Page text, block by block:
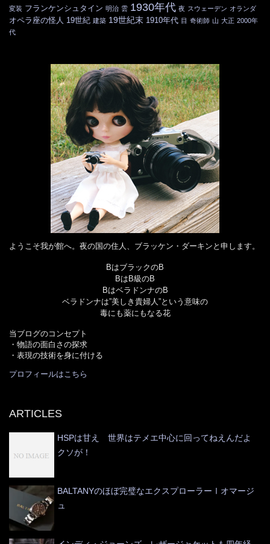
変装 フランケンシュタイン 明治 雲 1930年代 夜 スウェーデン オランダ
オペラ座の怪人 19世紀 建築 19世紀末 1910年代 目 奇術師 山 大正 2000年
代
ようこそ我が館へ。夜の国の住人、ブラッケン・ダーキンと申します。
BはブラックのB
BはB級のB
BはベラドンナのB
ベラドンナは”美しき貴婦人”という意味の
毒にも薬にもなる花
当ブログのコンセプト
・物語の面白さの探求
・表現の技術を身に付ける
プロフィールはこちら
ARTICLES
HSPは甘え 世界はテメエ中心に回ってねえんだよ
クソが！
BALTANYのほぼ完璧なエクスプローラーⅠオマージ
ュ